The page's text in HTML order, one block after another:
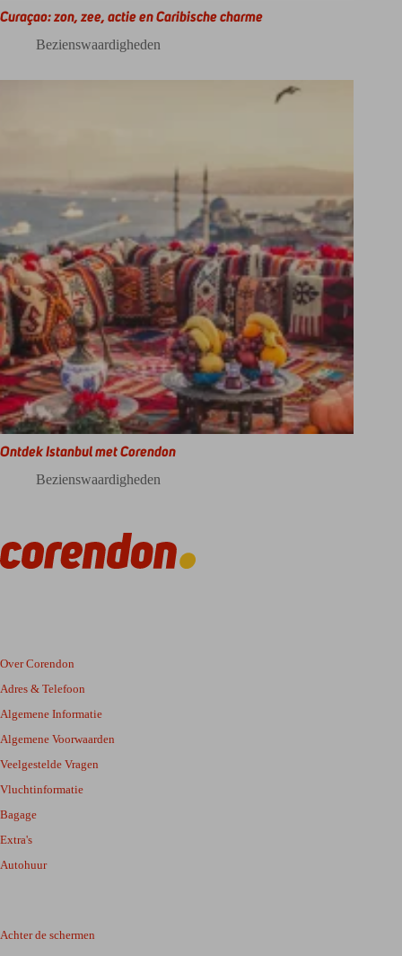
Curaçao: zon, zee, actie en Caribische charme
Bezienswaardigheden
Ontdek Istanbul met Corendon
Bezienswaardigheden
Over Corendon
Adres & Telefoon
Algemene Informatie
Algemene Voorwaarden
Veelgestelde Vragen
Vluchtinformatie
Bagage
Extra's
Autohuur
Achter de schermen